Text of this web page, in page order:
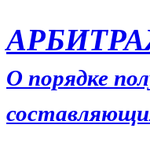
О порядке